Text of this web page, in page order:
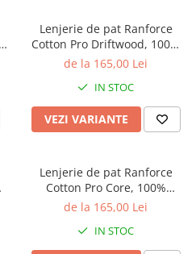
Lenjerie de pat Ranforce
Cotton Pro Driftwood, 100%
bumbac, albastru inchis,
de la 165,00 Lei
IN STOC
VEZI VARIANTE
Lenjerie de pat Ranforce
Cotton Pro Core, 100%
bumbac, bej, imprimeu
de la 165,00 Lei
IN STOC